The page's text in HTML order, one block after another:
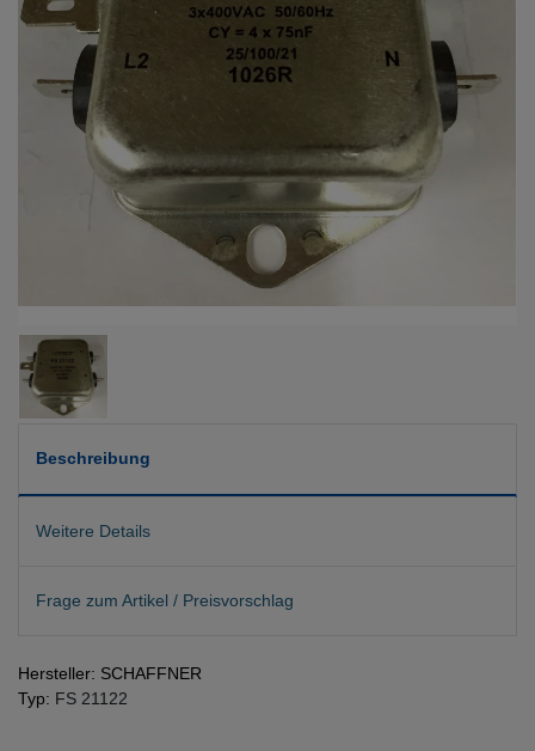
Beschreibung
Weitere Details
Frage zum Artikel / Preisvorschlag
Hersteller: SCHAFFNER
Typ: FS 21122